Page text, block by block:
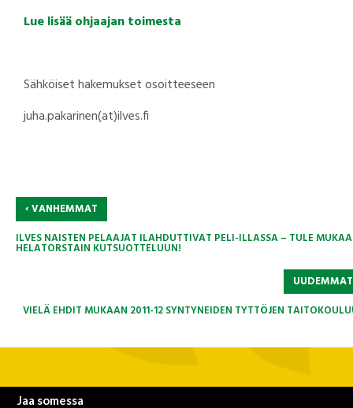
Lue lisää ohjaajan toimesta
Sähköiset hakemukset osoitteeseen
juha.pakarinen(at)ilves.fi
‹VANHEMMAT
ILVES NAISTEN PELAAJAT ILAHDUTTIVAT PELI-ILLASSA – TULE
HELATORSTAIN KUTSUOTTELUUN!
VIELÄ EHDIT MUKAAN 2011-12 SYNTYNEIDEN TYTTÖJEN
Jaa somessa